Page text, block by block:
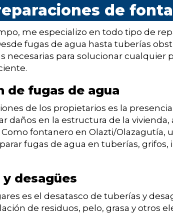
de
me especializo en todo tipo de
fugas de agua hasta tuberías
necesarias para solucionar cualquier
de fugas de agua
de los propietarios es la
daños en la estructura de la vivienda,
fontanero en Olazti/Olazagutía,
fugas de agua en tuberías, grifos,
desagües
es el desatasco de tuberías y
de residuos, pelo, grasa y otros